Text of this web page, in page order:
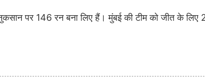
पर 146 रन बना लिए हैं। मुंबई की टीम को जीत के लिए